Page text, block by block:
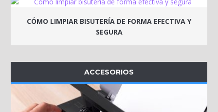
CÓMO LIMPIAR BISUTERÍA DE FORMA EFECTIVA Y
SEGURA
ACCESORIOS